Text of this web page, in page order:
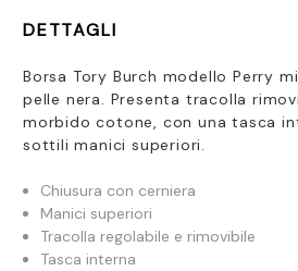
DETTAGLI
Borsa Tory Burch modello Perry
pelle nera. Presenta tracolla
morbido cotone, con una tasca
sottili manici superiori.
Chiusura con cerniera
Manici superiori
Tracolla regolabile e rimovibile
Tasca interna